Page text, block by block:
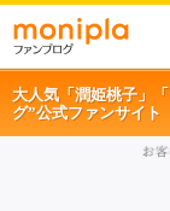
大人気「潤姫桃子」
グ”公式ファンサイト